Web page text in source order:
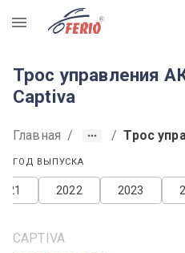
R
Трос управления
Captiva
Главная / / Трос
ГОД ВЫПУСКА
2023
2022
CAPTIVA